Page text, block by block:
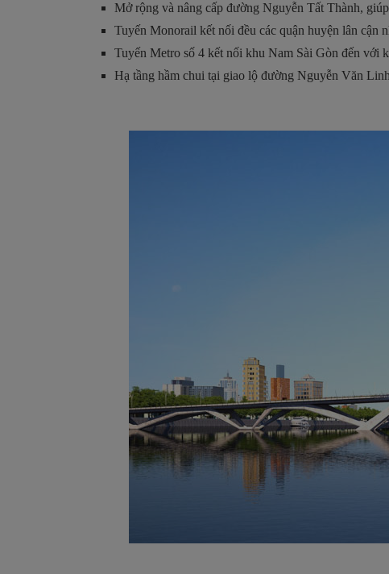
Mở rộng và nâng cấp đường Nguyễn Tất Thành,
Tuyến Monorail kết nối đều các quận huyện lân cận
Tuyến Metro số 4 kết nối khu Nam Sài Gòn đến với
Hạ tầng hầm chui tại giao lộ đường Nguyễn Văn